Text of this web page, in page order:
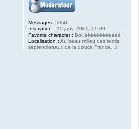
Messages : 2646
Inscription : 10 janv. 2009, 00:00
Favorite character : Bousééééééééééé
Localisation : Au beau milieu des terrils
septentrionaux de la douce France. ♫